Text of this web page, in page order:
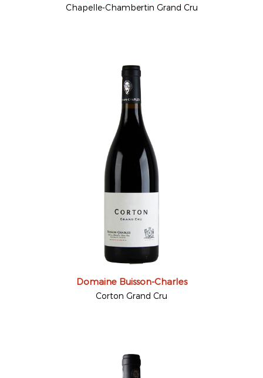
Chapelle-Chambertin Grand Cru
Domaine Buisson-Charles
Corton Grand Cru